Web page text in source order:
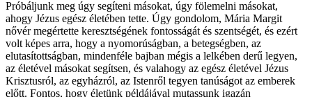
Próbáljunk meg úgy segíteni másokat, úgy fölemelni másokat,
ahogy Jézus egész életében tette. Úgy gondolom, Mária Margit
nővér megértette keresztségének fontosságát és szentségét, és ezért
volt képes arra, hogy a nyomorúságban, a betegségben, az
elutasítottságban, mindenféle bajban mégis a lelkében derű legyen,
az életével másokat segítsen, és valahogy az egész életével Jézus
Krisztusról, az egyházról, az Istenről tegyen tanúságot az emberek
előtt. Fontos, hogy életünk példájával mutassunk igazán